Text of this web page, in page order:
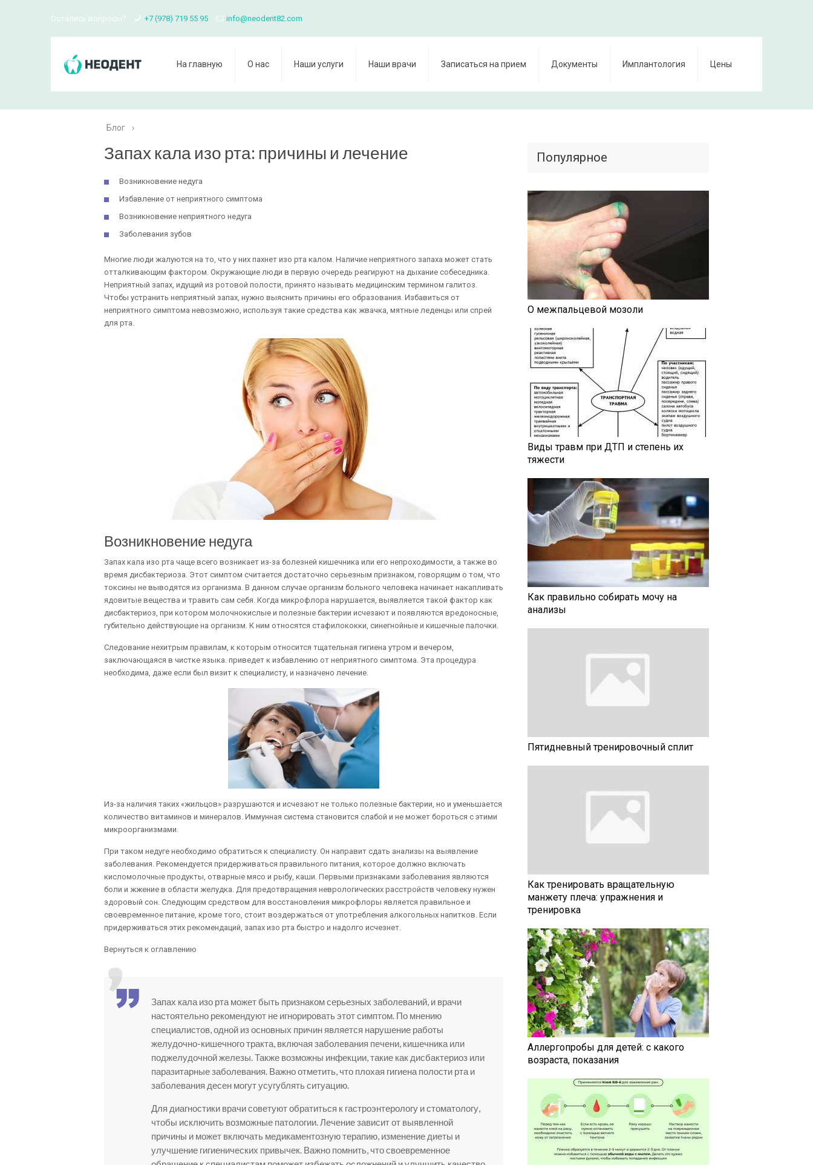
Остались вопросы? +7 (978) 719 55 95 info@neodent82.com
На главную О нас Наши услуги Наши врачи Записаться на прием Документы Имплантология Цены
Блог ›
Запах кала изо рта: причины и лечение
Возникновение недуга
Избавление от неприятного симптома
Возникновение неприятного недуга
Заболевания зубов
Многие люди жалуются на то, что у них пахнет изо рта калом. Наличие неприятного запаха может стать
отталкивающим фактором. Окружающие люди в первую очередь реагируют на дыхание собеседника.
Неприятный запах, идущий из ротовой полости, принято называть медицинским термином галитоз.
Чтобы устранить неприятный запах, нужно выяснить причины его образования. Избавиться от
неприятного симптома невозможно, используя такие средства как жвачка, мятные леденцы или спрей
для рта.
Возникновение недуга
Запах кала изо рта чаще всего возникает из-за болезней кишечника или его непроходимости, а также во
время дисбактериоза. Этот симптом считается достаточно серьезным признаком, говорящим о том, что
токсины не выводятся из организма. В данном случае организм больного человека начинает накапливать
ядовитые вещества и травить сам себя. Когда микрофлора нарушается, выявляется такой фактор как
дисбактериоз, при котором молочнокислые и полезные бактерии исчезают и появляются вредоносные,
губительно действующие на организм. К ним относятся стафилококки, синегнойные и кишечные палочки.
Следование нехитрым правилам, к которым относится тщательная гигиена утром и вечером,
заключающаяся в чистке языка. приведет к избавлению от неприятного симптома. Эта процедура
необходима, даже если был визит к специалисту, и назначено лечение.
Из-за наличия таких «жильцов» разрушаются и исчезают не только полезные бактерии, но и уменьшается
количество витаминов и минералов. Иммунная система становится слабой и не может бороться с этими
микроорганизмами.
При таком недуге необходимо обратиться к специалисту. Он направит сдать анализы на выявление
заболевания. Рекомендуется придерживаться правильного питания, которое должно включать
кисломолочные продукты, отварные мясо и рыбу, каши. Первыми признаками заболевания являются
боли и жжение в области желудка. Для предотвращения неврологических расстройств человеку нужен
здоровый сон. Следующим средством для восстановления микрофлоры является правильное и
своевременное питание, кроме того, стоит воздержаться от употребления алкогольных напитков. Если
придерживаться этих рекомендаций, запах изо рта быстро и надолго исчезнет.
Вернуться к оглавлению
Запах кала изо рта может быть признаком серьезных заболеваний, и врачи
настоятельно рекомендуют не игнорировать этот симптом. По мнению
специалистов, одной из основных причин является нарушение работы
желудочно-кишечного тракта, включая заболевания печени, кишечника или
поджелудочной железы. Также возможны инфекции, такие как дисбактериоз или
паразитарные заболевания. Важно отметить, что плохая гигиена полости рта и
заболевания десен могут усугублять ситуацию.
Для диагностики врачи советуют обратиться к гастроэнтерологу и стоматологу,
чтобы исключить возможные патологии. Лечение зависит от выявленной
причины и может включать медикаментозную терапию, изменение диеты и
улучшение гигиенических привычек. Важно помнить, что своевременное
Популярное
О межпальцевой мозоли
Виды травм при ДТП и степень их
тяжести
Как правильно собирать мочу на
анализы
Пятидневный тренировочный сплит
Как тренировать вращательную
манжету плеча: упражнения и
тренировка
Аллергопробы для детей: с какого
возраста, показания